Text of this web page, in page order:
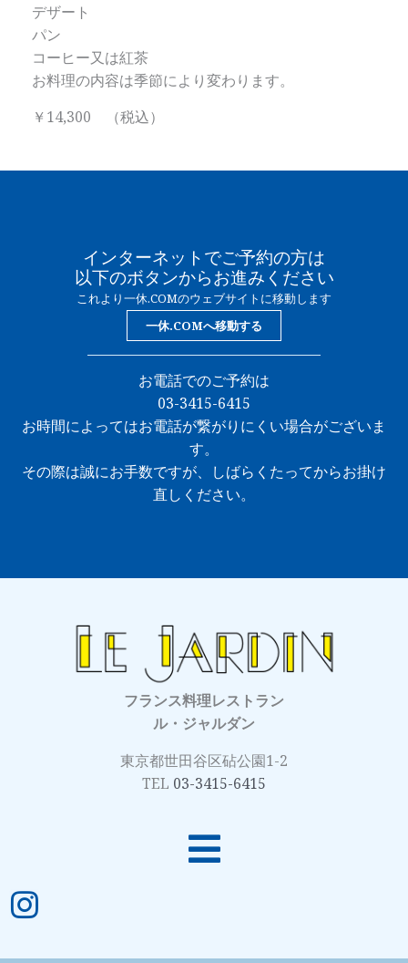
デザート
パン
コーヒー又は紅茶
お料理の内容は季節により変わります。
￥14,300 （税込）
インターネットでご予約の方は
以下のボタンからお進みください
これより一休.COMのウェブサイトに移動します
一休.COMへ移動する
お電話でのご予約は
03-3415-6415
お時間によってはお電話が繋がりにくい場合がございま
す。
その際は誠にお手数ですが、しばらくたってからお掛け
直しください。
フランス料理レストラン
ル・ジャルダン
東京都世田谷区砧公園1-2
TEL 03-3415-6415
メ
ニ
ュ
I